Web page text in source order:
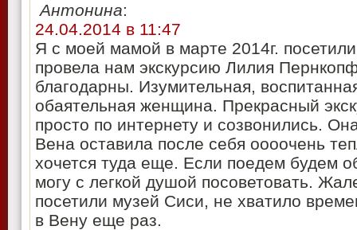
Антонина:
24.04.2014 в 11:47
Я с моей мамой в марте 2014г.
провела нам экскурсию Лилия
благодарны. Изумительная,
обаятельная женщина. Прекрасный
просто по интернету и созвонились.
Вена оставила после себя оооочень
хочется туда еще. Если поедем будем
могу с легкой душой посоветовать.
посетили музей Сиси, не хватило
в Вену еще раз.